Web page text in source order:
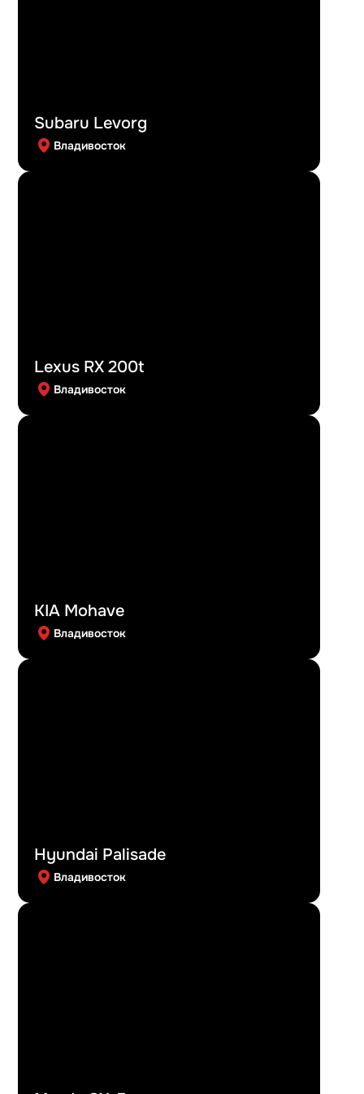
Subaru Levorg
Владивосток
Lexus RX 200t
Владивосток
KIA Mohave
Владивосток
Hyundai Palisade
Владивосток